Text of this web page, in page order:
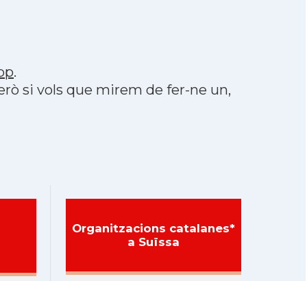
.
si vols que mirem de fer-ne un,
Organitzacions catalanes*
a Suïssa